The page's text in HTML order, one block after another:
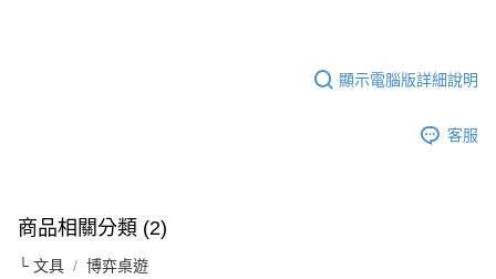
顯示電腦版詳細說明
客服
商品相關分類 (2)
└ 文具 博弈桌遊